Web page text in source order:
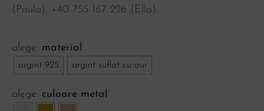
(Paula), ‪+40 755 167 226‬ (Ella).
material
argint 925 argint suflat cu aur
culoare metal